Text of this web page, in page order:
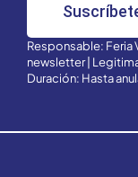
Responsable: Feria
newsletter |
Duración: Hasta